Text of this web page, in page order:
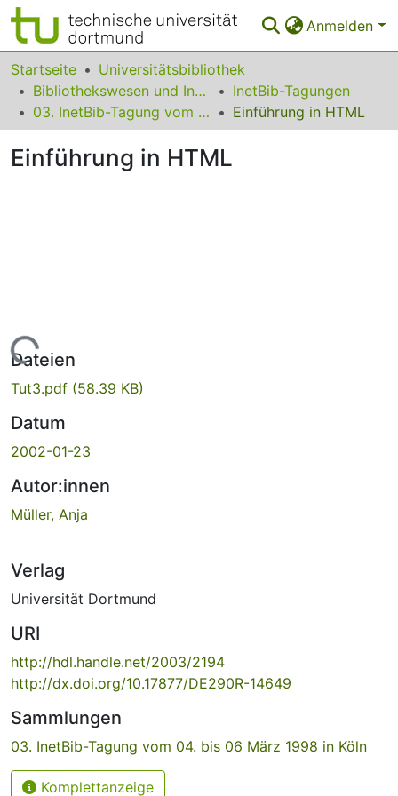
Anmelden
Bereiche & Sammlungen
Das gesamte Repositorium
Startseite
Universitätsbibliothek
Bibliothekswesen und Information
InetBib-Tagungen
03. InetBib-Tagung vom 04. bis 06 März 1998 in Köln
Einführung in HTML
Einführung in HTML
Lade...
Dateien
Tut3.pdf (58.39 KB)
Datum
2002-01-23
Autor:innen
Müller, Anja
Verlag
Universität Dortmund
URI
http://hdl.handle.net/2003/2194
http://dx.doi.org/10.17877/DE290R-14649
Sammlungen
03. InetBib-Tagung vom 04. bis 06 März 1998 in Köln
Komplettanzeige